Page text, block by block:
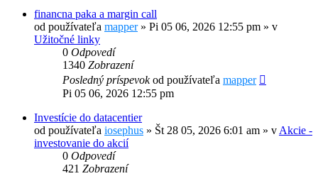
financna paka a margin call
od používateľa mapper» Pi 05 06, 2026 12:55 pm » v
Užitočné linky
0 Odpovedí
1340 Zobrazení
Posledný príspevokod používateľa mapper
Pi 05 06, 2026 12:55 pm
Investície do datacentier
od používateľa iosephus » Št 28 05, 2026 6:01 am » vAkcie -
investovanie do akcií
0 Odpovedí
421 Zobrazení